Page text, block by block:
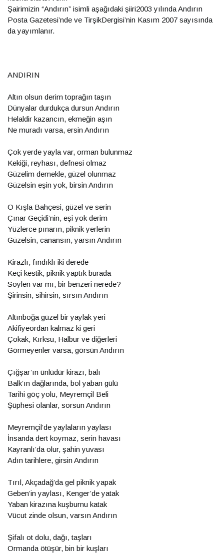
Şairimizin “Andırın” isimli aşağıdaki şiiri2003 yılında Andırın
Posta Gazetesi’nde ve TirşikDergisi’nin Kasım 2007 sayısında
da yayımlanır.
ANDIRIN
Altın olsun derim toprağın taşın
Dünyalar durdukça dursun Andırın
Helaldir kazancın, ekmeğin aşın
Ne muradı varsa, ersin Andırın
Çok yerde yayla var, orman bulunmaz
Kekiği, reyhası, defnesi olmaz
Güzelim demekle, güzel olunmaz
Güzelsin eşin yok, birsin Andırın
O Kışla Bahçesi, güzel ve serin
Çınar Geçidi’nin, eşi yok derim
Yüzlerce pınarın, piknik yerlerin
Güzelsin, canansın, yarsın Andırın
Kirazlı, fındıklı iki derede
Keçi kestik, piknik yaptık burada
Söylen var mı, bir benzeri nerede?
Şirinsin, sihirsin, sırsın Andırın
Altınboğa güzel bir yaylak yeri
Akifiyeordan kalmaz ki geri
Çokak, Kırksu, Halbur ve diğerleri
Görmeyenler varsa, görsün Andırın
Çığşar’ın ünlüdür kirazı, balı
Balk’ın dağlarında, bol yaban gülü
Tarihi göç yolu, Meyremçil Beli
Şüphesi olanlar, sorsun Andırın
Meyremçil’de yaylaların yaylası
İnsanda dert koymaz, serin havası
Kayranlı’da olur, şahin yuvası
Adın tarihlere, girsin Andırın
Tırıl, Akçadağ’da gel piknik yapak
Geben’in yaylası, Kenger’de yatak
Yaban kirazına kuşburnu katak
Vücut zinde olsun, varsın Andırın
Şifalı ot dolu, dağı, taşları
Ormanda ötüşür, bin bir kuşları